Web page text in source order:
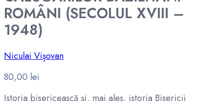
ROMÂNI (SECOLUL XVIII –
1948)
Niculai Vișovan
80,00 lei
Istoria bisericească şi, mai ales, istoria Bisericii